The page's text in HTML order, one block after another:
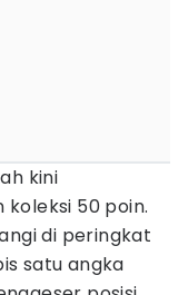
kini
50 poin.
di peringkat
satu angka